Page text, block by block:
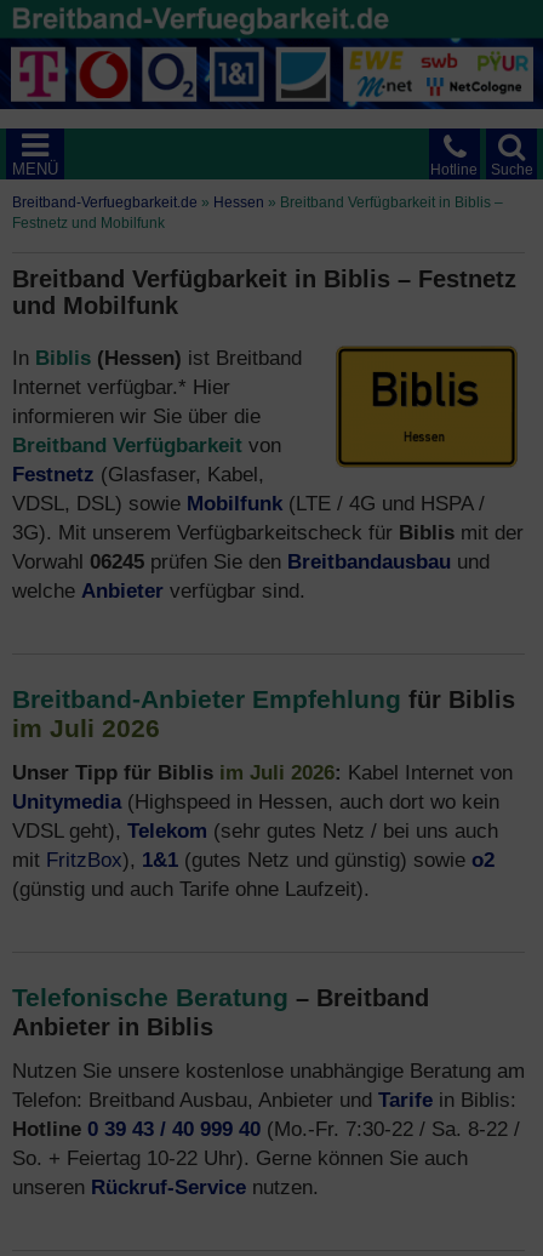
Suche
Hotline
MENÜ
Breitband-Verfuegbarkeit.de » Hessen » Breitband Verfügbarkeit in Biblis –
Festnetz und Mobilfunk
Breitband Verfügbarkeit in Biblis – Festnetz
und Mobilfunk
In Biblis (Hessen) ist Breitband
Internet verfügbar.* Hier
informieren wir Sie über die
Breitband Verfügbarkeit von
Festnetz (Glasfaser, Kabel,
VDSL, DSL) sowie Mobilfunk (LTE / 4G und HSPA /
3G). Mit unserem Verfügbarkeitscheck für Biblis mit der
Vorwahl 06245 prüfen Sie den Breitbandausbau und
welche Anbieter verfügbar sind.
Breitband-Anbieter Empfehlung für Biblis
im Juli 2026
Unser Tipp für Biblis im Juli 2026: Kabel Internet von
Unitymedia(Highspeed in Hessen, auch dort wo kein
VDSL geht), Telekom (sehr gutes Netz / bei uns auch
mit FritzBox), 1&1 (gutes Netz und günstig) sowie o2
(günstig und auch Tarife ohne Laufzeit).
Telefonische Beratung – Breitband
Anbieter in Biblis
Nutzen Sie unsere kostenlose unabhängige Beratung am
Telefon: Breitband Ausbau, Anbieter und Tarife in Biblis:
Hotline 0 39 43 / 40 999 40 (Mo.-Fr. 7:30-22 / Sa. 8-22 /
So. + Feiertag 10-22 Uhr). Gerne können Sie auch
unseren Rückruf-Service nutzen.